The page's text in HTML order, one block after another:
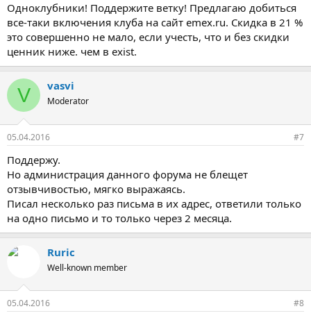
Одноклубники! Поддержите ветку! Предлагаю добиться
все-таки включения клуба на сайт emex.ru. Скидка в 21 %
это совершенно не мало, если учесть, что и без скидки
ценник ниже. чем в exist.
V vasvi
Moderator
05.04.2016 #7
Поддержу.
Но администрация данного форума не блещет
отзывчивостью, мягко выражаясь.
Писал несколько раз письма в их адрес, ответили только
на одно письмо и то только через 2 месяца.
Ruric
Well-known member
05.04.2016 #8